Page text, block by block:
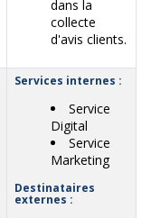
dans la
collecte
d'avis clients.
Services internes :
Service
Digital
Service
Marketing
Destinataires
externes :